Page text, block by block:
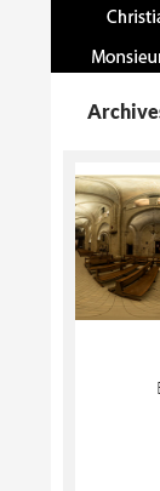
Recherche